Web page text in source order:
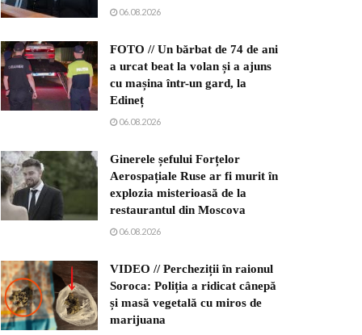
06.08.2026
FOTO // Un bărbat de 74 de ani
a urcat beat la volan și a ajuns
cu mașina într-un gard, la
Edineț
06.08.2026
Ginerele șefului Forțelor
Aerospațiale Ruse ar fi murit în
explozia misterioasă de la
restaurantul din Moscova
06.08.2026
VIDEO // Percheziții în raionul
Soroca: Poliția a ridicat cânepă
și masă vegetală cu miros de
marijuana